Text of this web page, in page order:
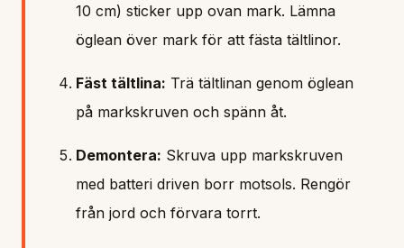
10 cm) sticker upp ovan mark. Lämna
öglean över mark för att fästa tältlinor.
Fäst tältlina: Trä tältlinan genom öglean
på markskruven och spänn åt.
Demontera: Skruva upp markskruven
med batteri driven borr motsols. Rengör
från jord och förvara torrt.